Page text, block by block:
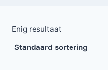
Enig resultaat